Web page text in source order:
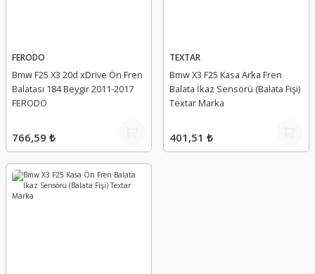
FERODO
Bmw F25 X3 20d xDrive Ön Fren
Balatası 184 Beygir 2011-2017
FERODO
766,59 ₺
TEXTAR
Bmw X3 F25 Kasa Arka Fren
Balata İkaz Sensörü (Balata Fişi)
Textar Marka
401,51 ₺